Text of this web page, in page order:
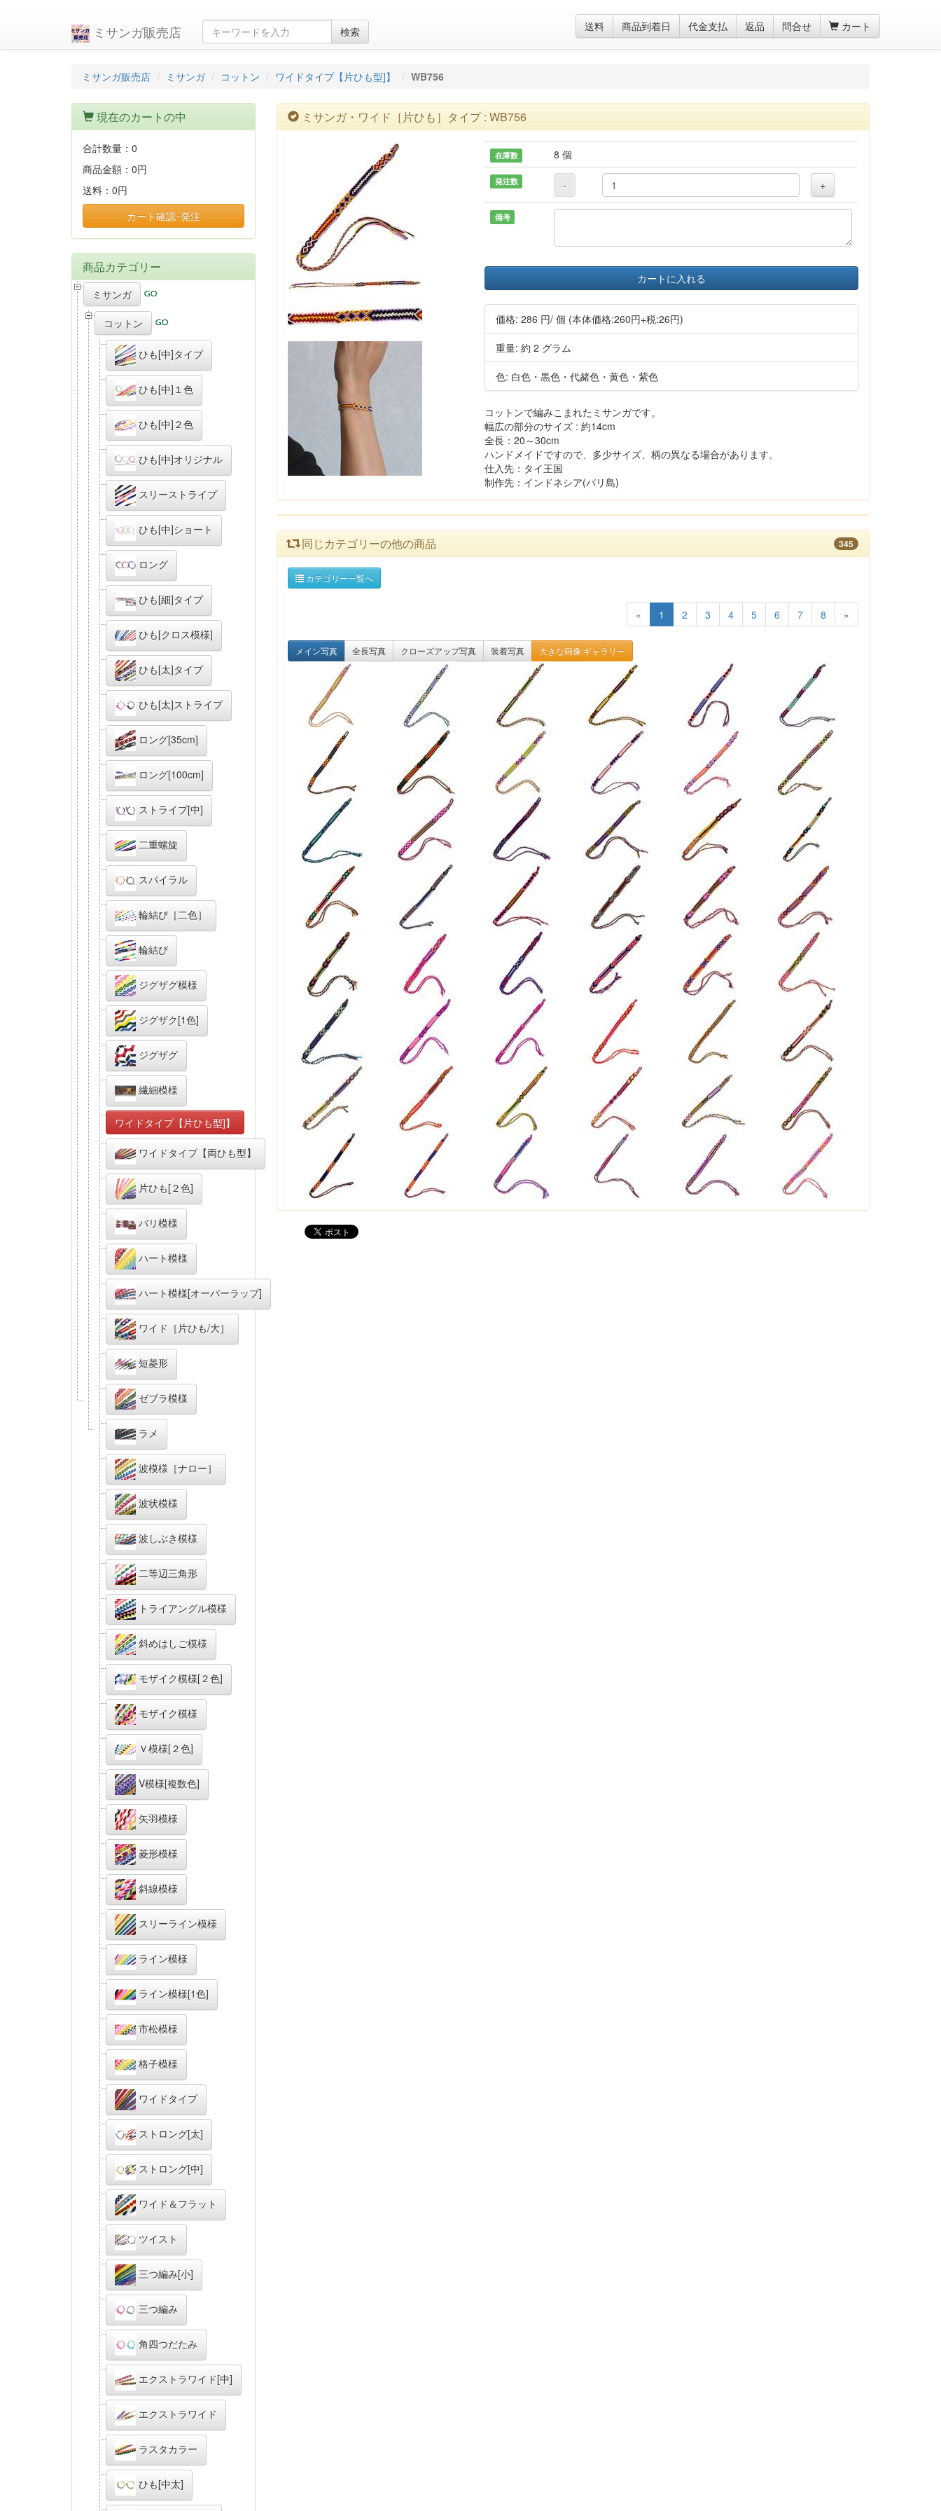
ミサンガ販売店 検索 送料 商品到着日 代金支払 返品 問合せ カート
ミサンガ販売店 ミサンガ コットン ワイドタイプ【片ひも型]】 WB756
ミサンガ・ワイド［片ひも］タイプ : WB756
在庫数 8 個
発注数 - +
備考
カートに入れる
価格:286 円/ 個 (本体価格:260円+税:26円)
重量: 約 2 グラム
色: 白色・黒色・代赭色・黄色・紫色
コットンで編みこまれたミサンガです。
幅広の部分のサイズ : 約14cm
全長：20～30cm
ハンドメイドですので、多少サイズ、柄の異なる場合があります。
仕入先：タイ王国
制作先：インドネシア(バリ島)
同じカテゴリーの他の商品 345
カテゴリー一覧へ
« 1 2 3 4 5 6 7 8 »
メイン写真 全長写真 クローズアップ写真 装着写真 大きな画像:ギャラリー
現在のカートの中
合計数量： 0
商品金額： 0円
送料： 0円
カート確認･発注
商品カテゴリー
ミサンガ
コットン
ひも[中]タイプ
ひも[中]１色
ひも[中]２色
ひも[中]オリジナル
スリーストライプ
ひも[中]ショート
ロング
ひも[細]タイプ
ひも[クロス模様]
ひも[太]タイプ
ひも[太]ストライプ
ロング[35cm]
ロング[100cm]
ストライプ[中]
二重螺旋
スパイラル
輪結び［二色］
輪結び
ジグザグ模様
ジグザク[1色]
ジグザグ
繊細模様
ワイドタイプ【片ひも型]】
ワイドタイプ【両ひも型】
片ひも[２色]
バリ模様
ハート模様
ハート模様[オーバーラップ]
ワイド［片ひも/大］
短菱形
ゼブラ模様
ラメ
波模様［ナロー］
波状模様
波しぶき模様
二等辺三角形
トライアングル模様
斜めはしご模様
モザイク模様[２色]
モザイク模様
Ｖ模様[２色]
V模様[複数色]
矢羽模様
菱形模様
斜線模様
スリーライン模様
ライン模様
ライン模様[1色]
市松模様
格子模様
ワイドタイプ
ストロング[太]
ストロング[中]
ワイド＆フラット
ツイスト
三つ編み[小]
三つ編み
角四つだたみ
エクストラワイド[中]
エクストラワイド
ラスタカラー
ひも[中太]